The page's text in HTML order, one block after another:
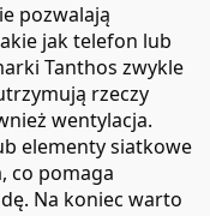
pozwalają
jak telefon lub
Tanthos zwykle
rzeczy
wentylacja.
elementy siatkowe
co pomaga
Na koniec warto